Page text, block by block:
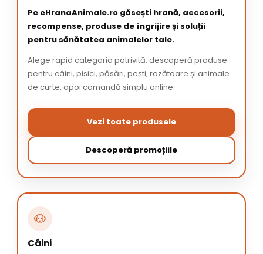
Pe eHranaAnimale.ro găsești hrană, accesorii,
recompense, produse de îngrijire și soluții
pentru sănătatea animalelor tale.
Alege rapid categoria potrivită, descoperă produse
pentru câini, pisici, păsări, pești, rozătoare și animale
de curte, apoi comandă simplu online.
Vezi toate produsele
Descoperă promoțiile
🐶
Câini